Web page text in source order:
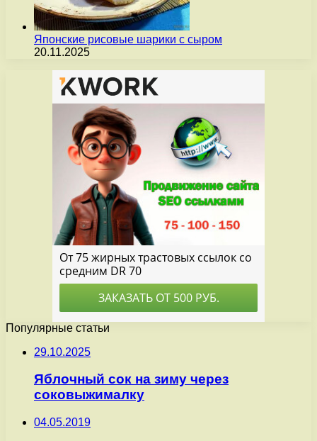
Японские рисовые шарики с сыром
20.11.2025
Популярные статьи
29.10.2025
Яблочный сок на зиму через
соковыжималку
04.05.2019